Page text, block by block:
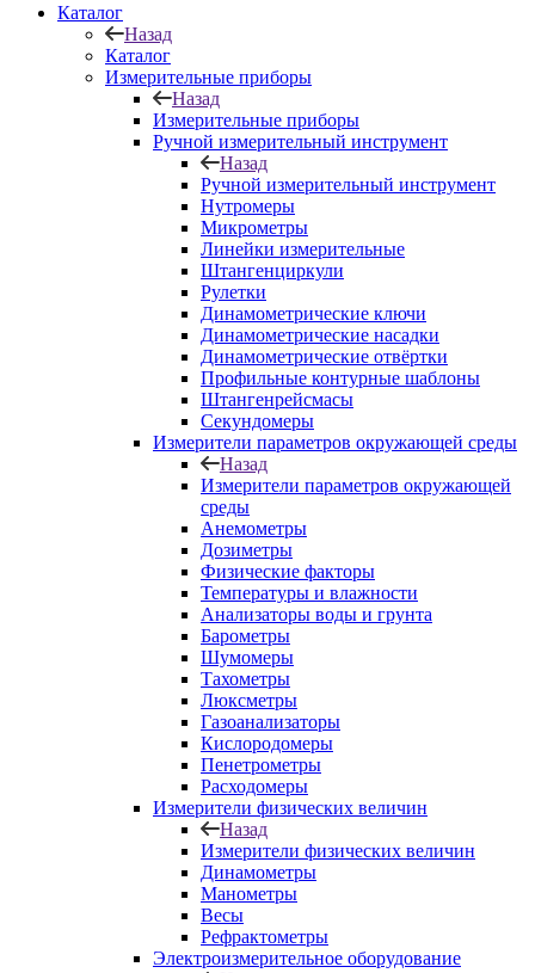
Каталог
Назад
Каталог
Измерительные приборы
Назад
Измерительные приборы
Ручной измерительный инструмент
Назад
Ручной измерительный инструмент
Нутромеры
Микрометры
Линейки измерительные
Штангенциркули
Рулетки
Динамометрические ключи
Динамометрические насадки
Динамометрические отвёртки
Профильные контурные шаблоны
Штангенрейсмасы
Секундомеры
Измерители параметров окружающей среды
Назад
Измерители параметров окружающей
среды
Анемометры
Дозиметры
Физические факторы
Температуры и влажности
Анализаторы воды и грунта
Барометры
Шумомеры
Тахометры
Люксметры
Газоанализаторы
Кислородомеры
Пенетрометры
Расходомеры
Измерители физических величин
Назад
Измерители физических величин
Динамометры
Манометры
Весы
Рефрактометры
Электроизмерительное оборудование